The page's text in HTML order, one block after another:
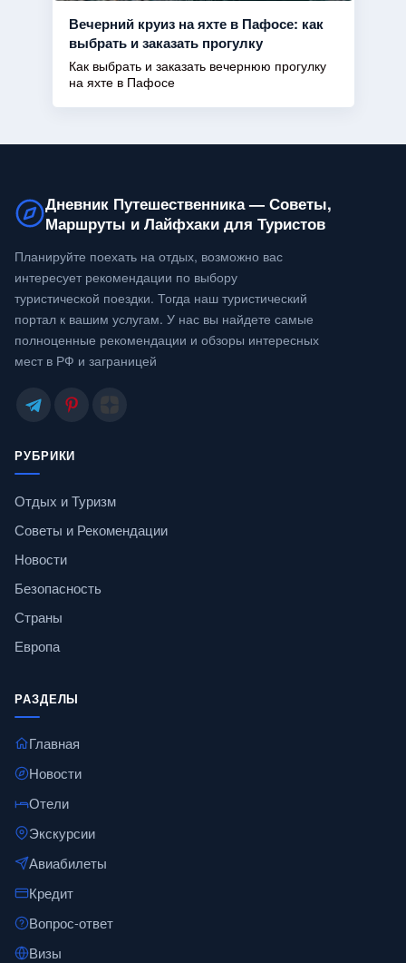
Вечерний круиз на яхте в Пафосе: как
выбрать и заказать прогулку
Как выбрать и заказать вечернюю прогулку
на яхте в Пафосе
Дневник Путешественника — Советы,
Маршруты и Лайфхаки для Туристов
Планируйте поехать на отдых, возможно вас
интересует рекомендации по выбору
туристической поездки. Тогда наш туристический
портал к вашим услугам. У нас вы найдете самые
полноценные рекомендации и обзоры интересных
мест в РФ и заграницей
РУБРИКИ
Отдых и Туризм
Советы и Рекомендации
Новости
Безопасность
Страны
Европа
РАЗДЕЛЫ
Главная
Новости
Отели
Экскурсии
Авиабилеты
Кредит
Вопрос-ответ
Визы